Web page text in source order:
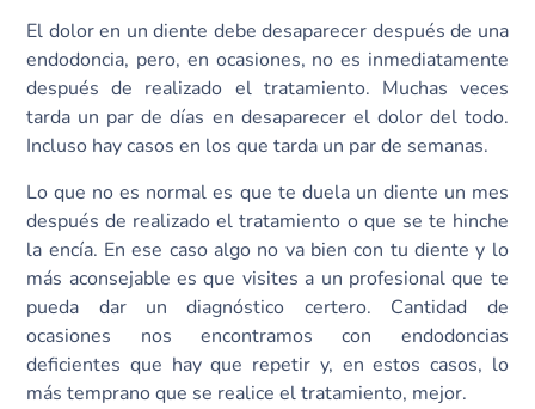
El dolor en un diente debe desaparecer después de una
endodoncia, pero, en ocasiones, no es inmediatamente
después de realizado el tratamiento. Muchas veces
tarda un par de días en desaparecer el dolor del todo.
Incluso hay casos en los que tarda un par de semanas.
Lo que no es normal es que te duela un diente un mes
después de realizado el tratamiento o que se te hinche
la encía. En ese caso algo no va bien con tu diente y lo
más aconsejable es que visites a un profesional que te
pueda dar un diagnóstico certero. Cantidad de
ocasiones nos encontramos con endodoncias
deficientes que hay que repetir y, en estos casos, lo
más temprano que se realice el tratamiento, mejor.